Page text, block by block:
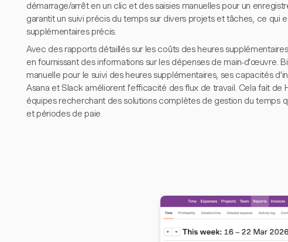
démarrage/arrêt en un clic et des saisies manuelles pour un
garantit un suivi précis du temps sur divers projets et tâches, ce qui
supplémentaires précis.
Avec des rapports détaillés sur les coûts des heures
en fournissant des informations sur les dépenses de main-d'œuvre.
manuelle pour le suivi des heures supplémentaires, ses capacités
Asana et Slack améliorent l'efficacité des flux de travail. Cela fait de
équipes recherchant des solutions complètes de gestion du temps
et périodes de paie.